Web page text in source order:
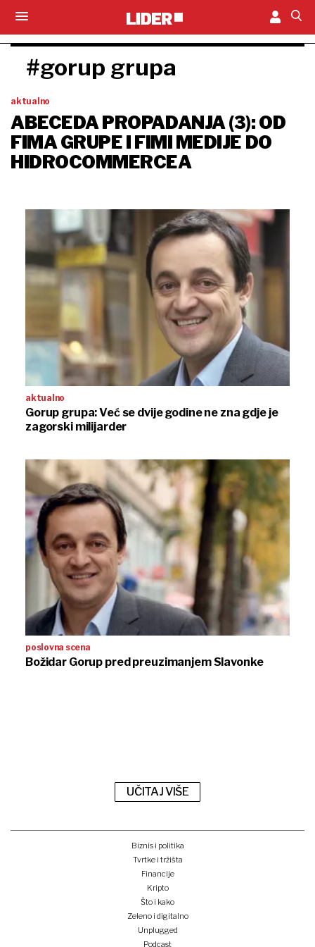
#gorup grupa
aktualno
ABECEDA PROPADANJA (3): OD
FIMA GRUPE I FIMI MEDIJE DO
HIDROCOMMERCEA
aktualno
Gorup grupa: Već se dvije godine ne zna gdje je
zagorski milijarder
poslovna scena
Božidar Gorup pred preuzimanjem Slavonke
UČITAJ VIŠE
Biznis i politika
Tvrtke i tržišta
Financije
Kripto
Što i kako
Zeleno i digitalno
Unplugged
Podcast